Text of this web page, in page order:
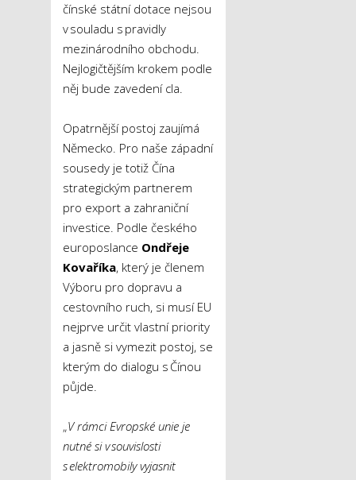
čínské státní dotace nejsou
v souladu s pravidly
mezinárodního obchodu.
Nejlogičtějším krokem podle
něj bude zavedení cla.
Opatrnější postoj zaujímá
Německo. Pro naše západní
sousedy je totiž Čína
strategickým partnerem
pro export a zahraniční
investice. Podle českého
europoslance Ondřeje
Kovaříka, který je členem
Výboru pro dopravu a
cestovního ruch, si musí EU
nejprve určit vlastní priority
a jasně si vymezit postoj, se
kterým do dialogu s Čínou
půjde.
„V rámci Evropské unie je
nutné si v souvislosti
s elektromobily vyjasnit